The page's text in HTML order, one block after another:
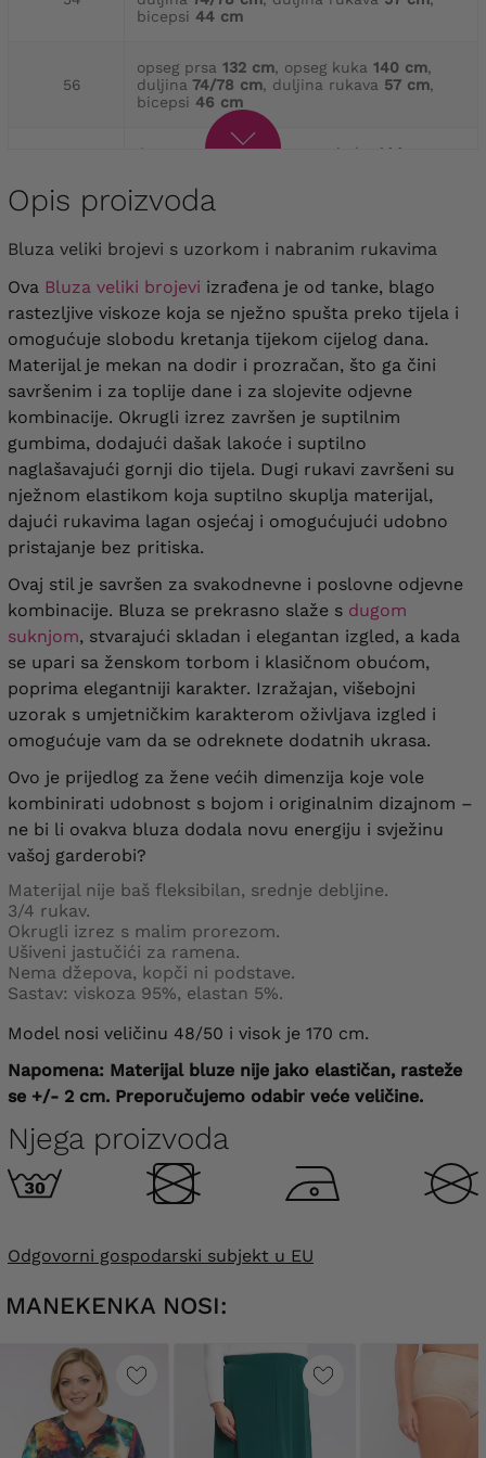
bicepsi 44 cm
56
opseg prsa 132 cm, opseg kuka 140 cm,
duljina 74/78 cm, duljina rukava 57 cm,
bicepsi 46 cm
Opseg prsa 140 cm, opseg kuka 144 cm
46 cm
Opis proizvoda
bluza veliki brojevi s uzorkom i nabranim rukavima
Ova Bluza veliki brojevi izrađena je od tanke, blago
rastezljive viskoze koja se nježno spušta preko tijela i
omogućuje slobodu kretanja tijekom cijelog dana.
Materijal je mekan na dodir i prozračan, što ga čini
savršenim i za toplije dane i za slojevite odjevne
kombinacije. Okrugli izrez završen je suptilnim
gumbima, dodajući dašak lakoće i suptilno
naglašavajući gornji dio tijela. Dugi rukavi završeni su
nježnom elastikom koja suptilno skuplja materijal,
dajući rukavima lagan osjećaj i omogućujući udobno
pristajanje bez pritiska.
Ovaj stil je savršen za svakodnevne i poslovne odjevne
kombinacije. Bluza se prekrasno slaže s dugom
suknjom, stvarajući skladan i elegantan izgled, a kada
se upari sa ženskom torbom i klasičnom obućom,
poprima elegantniji karakter. Izražajan, višebojni
uzorak s umjetničkim karakterom oživljava izgled i
omogućuje vam da se odreknete dodatnih ukrasa.
Ovo je prijedlog za žene većih dimenzija koje vole
kombinirati udobnost s bojom i originalnim dizajnom –
ne bi li ovakva bluza dodala novu energiju i svježinu
vašoj garderobi?
Materijal nije baš fleksibilan, srednje debljine.
3/4 rukav.
Okrugli izrez s malim prorezom.
Ušiveni jastučići za ramena.
Nema džepova, kopči ni podstave.
Sastav: viskoza 95%, elastan 5%.
Model nosi veličinu 48/50 i visok je 170 cm.
Napomena: Materijal bluze nije jako elastičan, rasteže
se +/- 2 cm. Preporučujemo odabir veće veličine.
Njega proizvoda
Odgovorni gospodarski subjekt u EU
MANEKENKA NOSI: